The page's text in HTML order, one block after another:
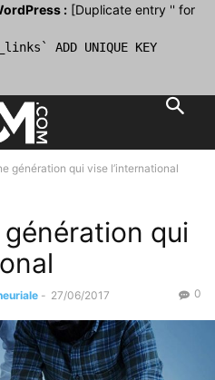
: [Duplicate entry '' for
ADD UNIQUE KEY
génération qui vise l’international
qui
- 27/06/2017 0